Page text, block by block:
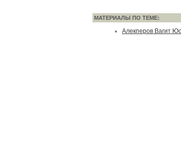
МАТЕРИАЛЫ ПО ТЕМЕ:
Алекперов Вагит